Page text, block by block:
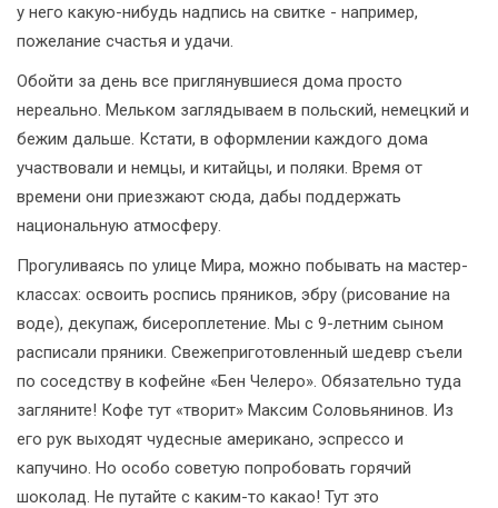
у него какую-нибудь надпись на свитке - например,
пожелание счастья и удачи.
Обойти за день все приглянувшиеся дома просто
нереально. Мельком заглядываем в польский, немецкий и
бежим дальше. Кстати, в оформлении каждого дома
участвовали и немцы, и китайцы, и поляки. Время от
времени они приезжают сюда, дабы поддержать
национальную атмосферу.
Прогуливаясь по улице Мира, можно побывать на мастер-
классах: освоить роспись пряников, эбру (рисование на
воде), декупаж, бисероплетение. Мы с 9-летним сыном
расписали пряники. Свежеприготовленный шедевр съели
по соседству в кофейне «Бен Челеро». Обязательно туда
загляните! Кофе тут «творит» Максим Соловьянинов. Из
его рук выходят чудесные американо, эспрессо и
капучино. Но особо советую попробовать горячий
шоколад. Не путайте с каким-то какао! Тут это